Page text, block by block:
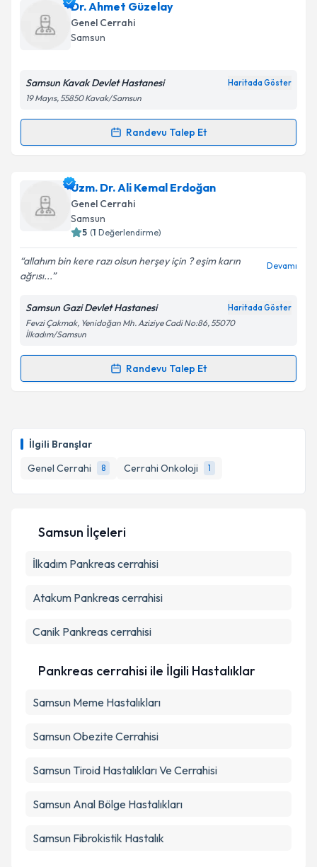
İlgili Branşlar
Genel Cerrahi
8 Cerrahi Onkoloji 1
Doç. Dr. Kerim Güzeliçin randevu takvimi talebi
oluşturun. Size bu uzmandan randevu almanız için bir
takvim hazırlandığında e-posta ile bilgilendireceğiz.
Kişisel verilerimin işlenmesine ilişkin
Metni'ni okudum ve kişisel verilerimin belirtilen
Takvim Talebini Gönder
Dr. Ahmet Güzelay
Genel Cerrahi
Samsun
Samsun Kavak Devlet Hastanesi Haritada Göster
19 Mayıs, 55850 Kavak/Samsun
Randevu Talep Et
Randevu Takvimi Talebi
Dr. Ahmet Güzelayiçin randevu takvimi talebi
oluşturun. Size bu uzmandan randevu almanız için bir
takvim hazırlandığında e-posta ile bilgilendireceğiz.
Kişisel verilerimin işlenmesine ilişkin
Aydınlatma
Metni'ni okudum ve kişisel verilerimin belirtilen
kapsamda işlenmesini kabul ediyorum.
Takvim Talebini Gönder
Uzm. Dr. Ali Kemal Erdoğan
Genel Cerrahi
Samsun
5 (1 Değerlendirme)
allahım bin kere razı olsun herşey için ? eşim karın
ağrısı...
Devamı
Samsun Gazi Devlet Hastanesi Haritada Göster
Fevzi Çakmak, Yenidoğan Mh. Aziziye Cadi No:86, 55070
İlkadım/Samsun
Randevu Talep Et
Randevu Takvimi Talebi
için bir takvim hazırlandığında e-posta ile
bilgilendireceğiz.
E-posta Adresiniz
Kişisel verilerimin işlenmesine ilişkin
kapsamda işlenmesini kabul ediyorum.
Takvim Talebini Gönder
Samsun İlçeleri
İlkadım Pankreas cerrahisi
Atakum Pankreas cerrahisi
Canik Pankreas cerrahisi
Pankreas cerrahisi ile İlgili Hastalıklar
Samsun Meme Hastalıkları
Samsun Obezite Cerrahisi
Samsun Tiroid Hastalıkları Ve Cerrahisi
Samsun Anal Bölge Hastalıkları
Samsun Fibrokistik Hastalık